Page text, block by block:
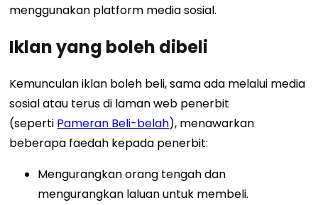
menggunakan platform media sosial.
Iklan yang boleh dibeli
Kemunculan iklan boleh beli, sama ada melalui media
sosial atau terus di laman web penerbit
(seperti Pameran Beli-belah), menawarkan
beberapa faedah kepada penerbit:
Mengurangkan orang tengah dan
mengurangkan laluan untuk membeli.